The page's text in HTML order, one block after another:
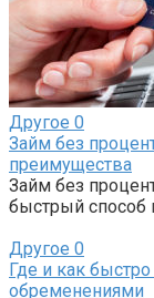
Другое 0
Займ без
преимущества
Займ без
быстрый способ
Другое 0
Где и как
обременениями